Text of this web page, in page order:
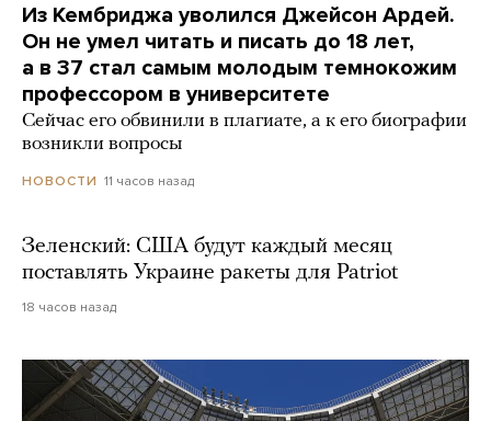
Из Кембриджа уволился Джейсон Ардей.
Он не умел читать и писать до 18 лет,
а в 37 стал самым молодым темнокожим
профессором в университете
Сейчас его обвинили в плагиате, а к его биографии
возникли вопросы
НОВОСТИ 11 часов назад
Зеленский: США будут каждый месяц
поставлять Украине ракеты для Patriot
18 часов назад